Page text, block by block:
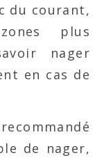
du courant,
plus
nager
en cas de
de nager,